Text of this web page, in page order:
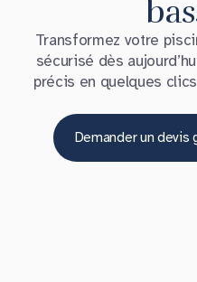
Transformez votre
sécurisé dès
précis en quelques
Demander un devis